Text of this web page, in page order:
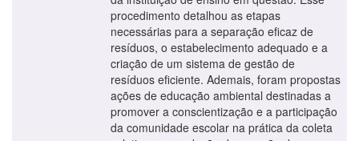
procedimento detalhou as etapas
necessárias para a separação eficaz de
resíduos, o estabelecimento adequado e a
criação de um sistema de gestão de
resíduos eficiente. Ademais, foram propostas
ações de educação ambiental destinadas a
promover a conscientização e a participação
da comunidade escolar na prática da coleta